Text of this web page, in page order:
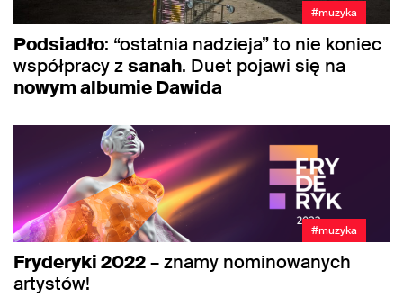
#muzyka
Podsiadło: “ostatnia nadzieja” to nie koniec
współpracy zsanah. Duet pojawi się na
nowym albumie Dawida
#muzyka
Fryderyki 2022– znamy nominowanych
artystów!